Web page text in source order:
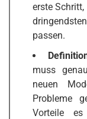
erste
passen.
muss
neuen
Probleme
Vorteile